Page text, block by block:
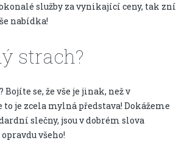
služby za vynikající ceny, tak zní
nabídka!
strach?
Bojíte se, že vše je jinak, než v
to je zcela mylná představa! Dokážeme
slečny, jsou v dobrém slova
všeho!